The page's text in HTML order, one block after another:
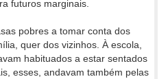
futuros marginais.
pobres a tomar conta dos
quer dos vizinhos. À escola,
habituados a estar sentados
esses, andavam também pelas